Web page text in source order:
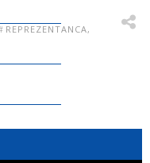
REPREZENTANCA